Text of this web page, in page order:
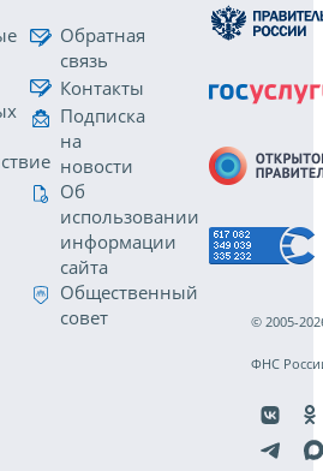
Обратная
связь
Контакты
Подписка
на
новости
Об
использовании
информации
сайта
Общественный
совет
© 2005-
ФНС